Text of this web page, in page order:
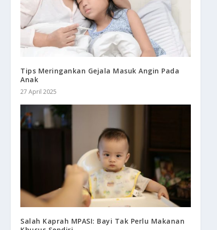
Tips Meringankan Gejala Masuk Angin Pada
Anak
27 April 2025
Salah Kaprah MPASI: Bayi Tak Perlu Makanan